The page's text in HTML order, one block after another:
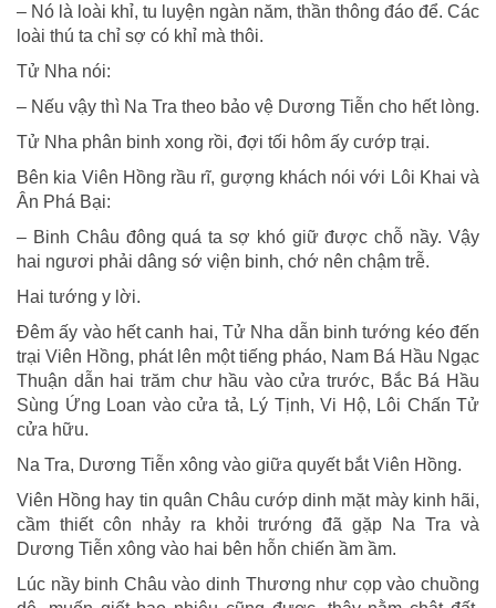
– Nó là loài khỉ, tu luyện ngàn năm, thần thông đáo để. Các
loài thú ta chỉ sợ có khỉ mà thôi.
Tử Nha nói:
– Nếu vậy thì Na Tra theo bảo vệ Dương Tiễn cho hết lòng.
Tử Nha phân binh xong rồi, đợi tối hôm ấy cướp trại.
Bên kia Viên Hồng rầu rĩ, gượng khách nói với Lôi Khai và
Ân Phá Bại:
– Binh Châu đông quá ta sợ khó giữ được chỗ nầy. Vậy
hai ngươi phải dâng sớ viện binh, chớ nên chậm trễ.
Hai tướng y lời.
Ðêm ấy vào hết canh hai, Tử Nha dẫn binh tướng kéo đến
trại Viên Hồng, phát lên một tiếng pháo, Nam Bá Hầu Ngạc
Thuận dẫn hai trăm chư hầu vào cửa trước, Bắc Bá Hầu
Sùng Ứng Loan vào cửa tả, Lý Tịnh, Vi Hộ, Lôi Chấn Tử
cửa hữu.
Na Tra, Dương Tiễn xông vào giữa quyết bắt Viên Hồng.
Viên Hồng hay tin quân Châu cướp dinh mặt mày kinh hãi,
cầm thiết côn nhảy ra khỏi trướng đã gặp Na Tra và
Dương Tiễn xông vào hai bên hỗn chiến ầm ầm.
Lúc nầy binh Châu vào dinh Thương như cọp vào chuồng